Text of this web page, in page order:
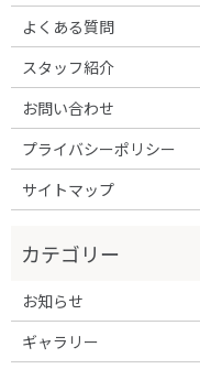
よくある質問
スタッフ紹介
お問い合わせ
プライバシーポリシー
サイトマップ
お知らせ
ギャラリー